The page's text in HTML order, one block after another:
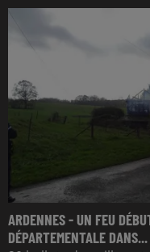
ARDENNES - UN FEU
DÉPARTEMENTALE DANS...